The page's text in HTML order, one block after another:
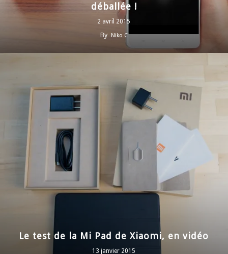
déballée !
2 avril 2015
By Niko C
Le test de la Mi Pad de Xiaomi, en vidéo
13 janvier 2015